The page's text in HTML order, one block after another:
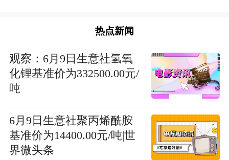
热点新闻
观察：6月9日生意社氢氧
化锂基准价为332500.00元/
吨
6月9日生意社聚丙烯酰胺
基准价为14400.00元/吨|世
界微头条